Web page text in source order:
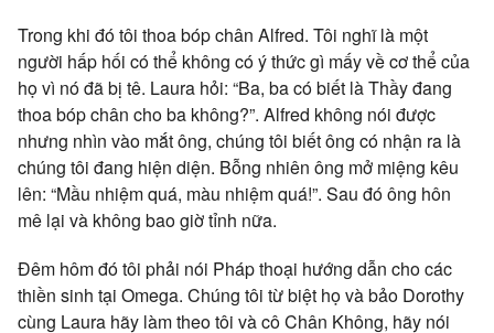
Trong khi đó tôi thoa bóp chân Alfred. Tôi nghĩ là một
người hấp hối có thể không có ý thức gì mấy về cơ thể của
họ vì nó đã bị tê. Laura hỏi: “Ba, ba có biết là Thầy đang
thoa bóp chân cho ba không?”. Alfred không nói được
nhưng nhìn vào mắt ông, chúng tôi biết ông có nhận ra là
chúng tôi đang hiện diện. Bỗng nhiên ông mở miệng kêu
lên: “Mầu nhiệm quá, màu nhiệm quá!”. Sau đó ông hôn
mê lại và không bao giờ tỉnh nữa.
Đêm hôm đó tôi phải nói Pháp thoại hướng dẫn cho các
thiền sinh tại Omega. Chúng tôi từ biệt họ và bảo Dorothy
cùng Laura hãy làm theo tôi và cô Chân Không, hãy nói